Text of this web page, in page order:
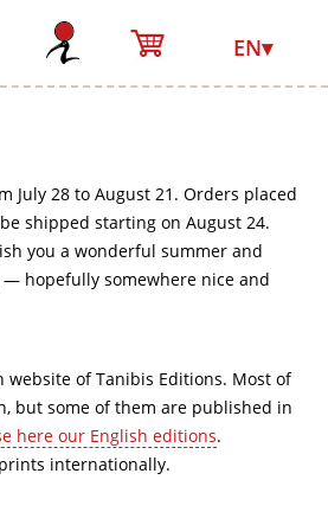
EN▾
July 28 to August 21. Orders placed
shipped starting on August 24.
you a wonderful summer and
hopefully somewhere nice and
website of Tanibis Editions. Most of
but some of them are published in
here our English editions.
internationally.